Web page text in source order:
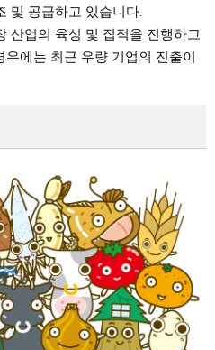
및 공급하고 있습니다.
산업의 육성 및 집적을 진행하고
에는 최근 우량 기업의 진출이